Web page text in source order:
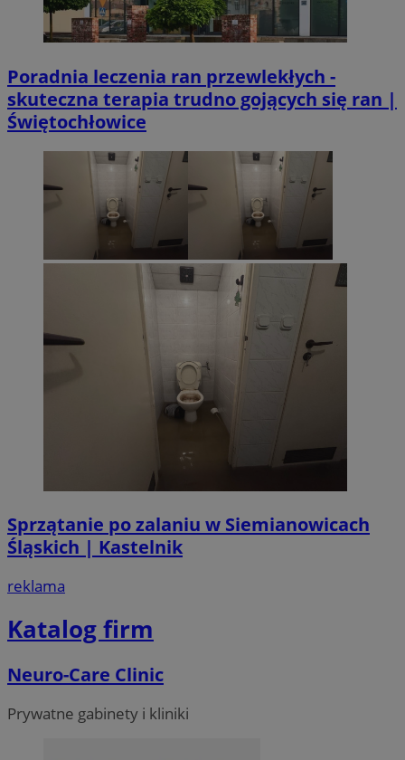
Poradnia leczenia ran przewlekłych -
skuteczna terapia trudno gojących się ran |
Świętochłowice
Sprzątanie po zalaniu w Siemianowicach
Śląskich | Kastelnik
reklama
Katalog firm
Neuro-Care Clinic
Prywatne gabinety i kliniki